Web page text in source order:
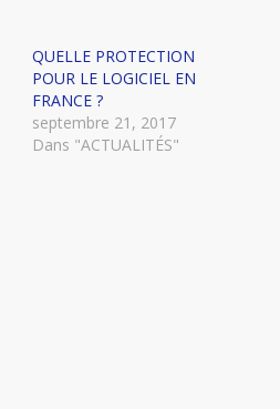
QUELLE PROTECTION
POUR LE LOGICIEL EN
FRANCE ?
septembre 21, 2017
Dans "ACTUALITÉS"